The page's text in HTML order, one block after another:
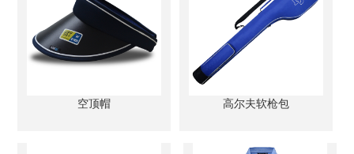
空顶帽 高尔夫软枪包